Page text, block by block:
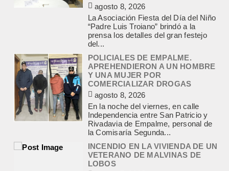
APREHENDIERON A UN HOMBRE
Y UNA MUJER POR
COMERCIALIZAR DROGAS
agosto 8, 2026
En la noche del viernes, en calle
Independencia entre San Patricio y
Rivadavia de Empalme, personal de
la Comisaría Segunda...
INCENDIO EN LA VIVIENDA DE UN
VETERANO DE MALVINAS DE
LOBOS
agosto 7, 2026
Esta tarde fueron requeridos los
Bomberos Voluntarios, debido al
incendio declarado en la vivienda de
calle Manuel Caminos 1.200,
propiedad...